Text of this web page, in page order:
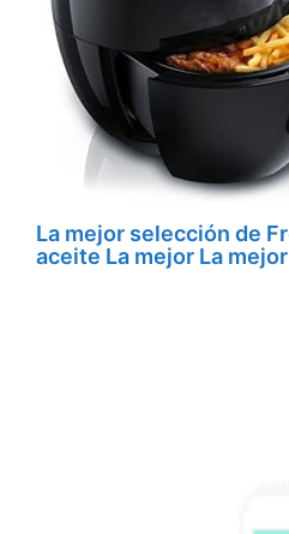
La mejor selección de
aceite La mejor La mejor